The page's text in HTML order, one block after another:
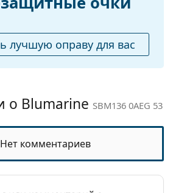
стилей от популярных
Да
Женские
Blumarine
Мода
лучшую оправу для вас
о Blumarine SBM136 0AEG 53
Нет комментариев